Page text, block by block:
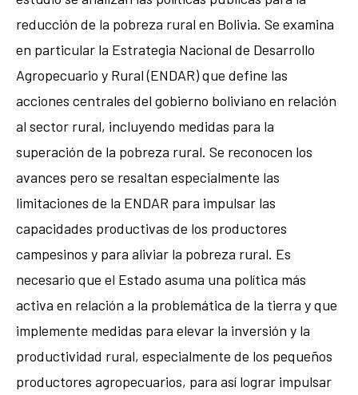
reducción de la pobreza rural en Bolivia. Se examina
en particular la Estrategia Nacional de Desarrollo
Agropecuario y Rural (ENDAR) que define las
acciones centrales del gobierno boliviano en relación
al sector rural, incluyendo medidas para la
superación de la pobreza rural. Se reconocen los
avances pero se resaltan especialmente las
limitaciones de la ENDAR para impulsar las
capacidades productivas de los productores
campesinos y para aliviar la pobreza rural. Es
necesario que el Estado asuma una política más
activa en relación a la problemática de la tierra y que
implemente medidas para elevar la inversión y la
productividad rural, especialmente de los pequeños
productores agropecuarios, para así lograr impulsar